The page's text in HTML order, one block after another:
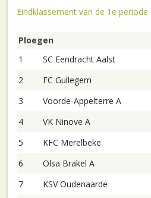
Eindklassement van de 1e periode
Ploegen
1
SC Eendracht Aalst
2
FC Gullegem
3
Voorde-Appelterre A
4
VK Ninove A
5
KFC Merelbeke
6
Olsa Brakel A
7
KSV Oudenaarde